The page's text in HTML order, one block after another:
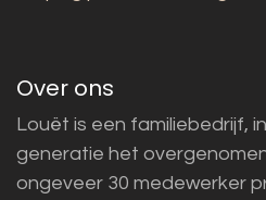
Over ons
Louët is een familiebedrijf,
generatie het
ongeveer 30 medewerker